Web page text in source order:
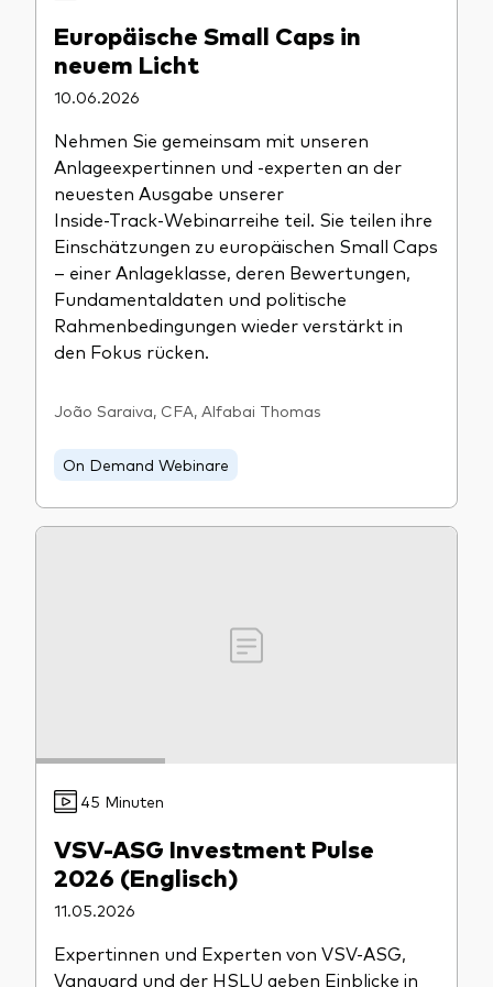
Europäische Small Caps in
neuem Licht
10.06.2026
Nehmen Sie gemeinsam mit unseren
Anlageexpertinnen und -experten an der
neuesten Ausgabe unserer
Inside‑Track‑Webinarreihe teil. Sie teilen ihre
Einschätzungen zu europäischen Small Caps
– einer Anlageklasse, deren Bewertungen,
Fundamentaldaten und politische
Rahmenbedingungen wieder verstärkt in
den Fokus rücken.
João Saraiva, CFA, Alfabai Thomas
On Demand Webinare
45 Minuten
VSV-ASG Investment Pulse
2026 (Englisch)
11.05.2026
Expertinnen und Experten von VSV-ASG,
Vanguard und der HSLU geben Einblicke in